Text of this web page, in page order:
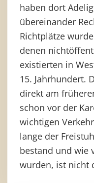
haben dort
übereinander
Richtplätze
denen
existierten in
15. Jahrhundert.
direkt am
schon vor der
wichtigen
lange der
bestand und wie
wurden, ist nicht